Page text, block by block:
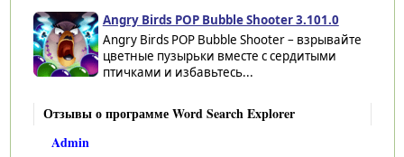
Angry Birds POP Bubble Shooter 3.101.0
Angry Birds POP Bubble Shooter – взрывайте
цветные пузырьки вместе с сердитыми
птичками и избавьтесь...
Отзывы о программе Word Search Explorer
Admin